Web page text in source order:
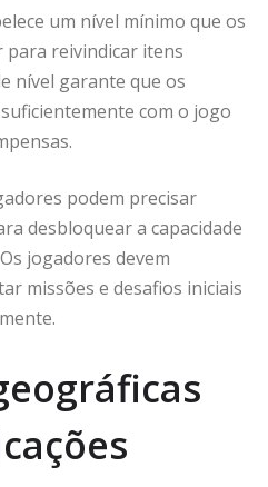
um nível mínimo que os
para reivindicar itens
nível garante que os
com o jogo
podem precisar
desbloquear a capacidade
jogadores devem
missões e desafios iniciais